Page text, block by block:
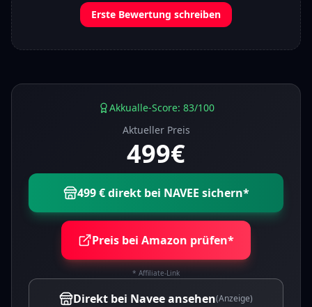
Erste Bewertung schreiben
Akkualle-Score: 83/100
Aktueller Preis
499€
499 € direkt bei NAVEE sichern*
Preis bei Amazon prüfen*
* Affiliate-Link
Direkt bei Navee ansehen(Anzeige)